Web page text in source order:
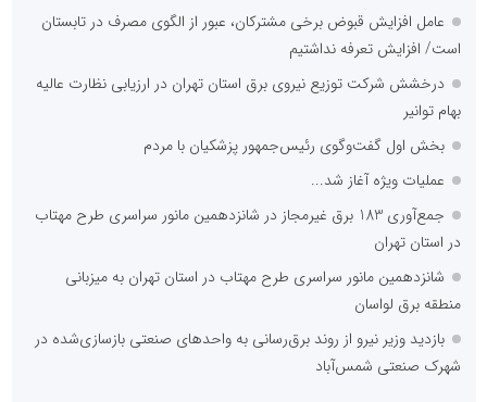
عامل افزایش قبوض برخی مشترکان، عبور از الگوی مصرف در تابستان
است/ افزایش تعرفه نداشتیم
درخشش شرکت توزیع نیروی برق استان تهران در ارزیابی نظارت عالیه
بهام توانیر
بخش اول گفت‌وگوی رئیس‌جمهور پزشکیان با مردم
عملیات ویژه آغاز شد...
جمع‌آوری 183 برق غیرمجاز در شانزدهمین مانور سراسری طرح مهتاب
در استان تهران
شانزدهمین مانور سراسری طرح مهتاب در استان تهران به میزبانی
منطقه برق لواسان
بازدید وزیر نیرو از روند برق‌رسانی به واحدهای صنعتی بازسازی‌شده در
شهرک صنعتی شمس‌آباد